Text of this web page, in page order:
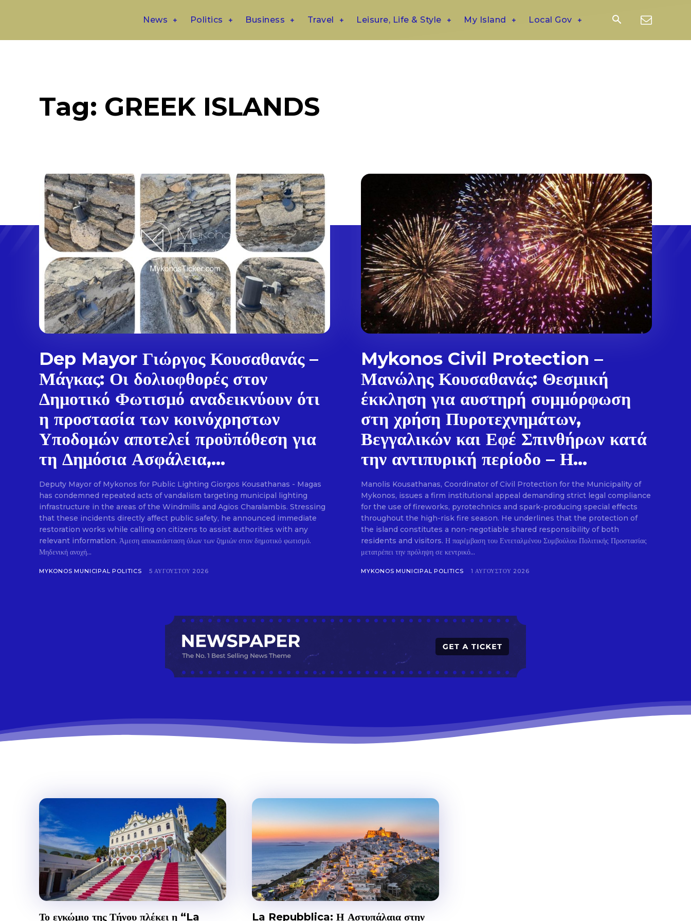
Don't miss out!
Sing up for our newsletter to stay in the loop.
SUBSCRIBE
News Politics Business Travel Leisure, Life & Style My Island Local Gov
Tag: GREEK ISLANDS
Dep Mayor Γιώργος Κουσαθανάς –
Μάγκας: Οι δολιοφθορές στον
Δημοτικό Φωτισμό αναδεικνύουν ότι
η προστασία των κοινόχρηστων
Υποδομών αποτελεί προϋπόθεση για
τη Δημόσια Ασφάλεια,...
Deputy Mayor of Mykonos for Public Lighting Giorgos Kousathanas - Magas
has condemned repeated acts of vandalism targeting municipal lighting
infrastructure in the areas of the Windmills and Agios Charalambis. Stressing
that these incidents directly affect public safety, he announced immediate
restoration works while calling on citizens to assist authorities with any
relevant information. Άμεση αποκατάσταση όλων των ζημιών στον δημοτικό φωτισμό.
Μηδενική ανοχή...
MYKONOS MUNICIPAL POLITICS 5 ΑΥΓΟΎΣΤΟΥ 2026
Mykonos Civil Protection –
Μανώλης Κουσαθανάς: Θεσμική
έκκληση για αυστηρή συμμόρφωση
στη χρήση Πυροτεχνημάτων,
Βεγγαλικών και Εφέ Σπινθήρων κατά
την αντιπυρική περίοδο – Η...
Manolis Kousathanas, Coordinator of Civil Protection for the Municipality of
Mykonos, issues a firm institutional appeal demanding strict legal compliance
for the use of fireworks, pyrotechnics and spark-producing special effects
throughout the high-risk fire season. He underlines that the protection of
the island constitutes a non-negotiable shared responsibility of both
residents and visitors. Η παρέμβαση του Εντεταλμένου Συμβούλου Πολιτικής Προστασίας
μετατρέπει την πρόληψη σε κεντρικό...
MYKONOS MUNICIPAL POLITICS 1 ΑΥΓΟΎΣΤΟΥ 2026
Το εγκώμιο της Τήνου πλέκει η “La La Repubblica: Η Αστυπάλαια στην